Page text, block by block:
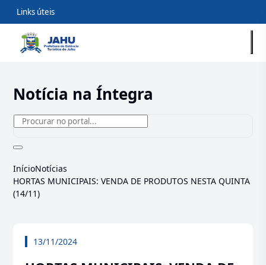
Links úteis
Notícia na Íntegra
InícioNotícias
HORTAS MUNICIPAIS: VENDA DE PRODUTOS NESTA QUINTA
(14/11)
13/11/2024